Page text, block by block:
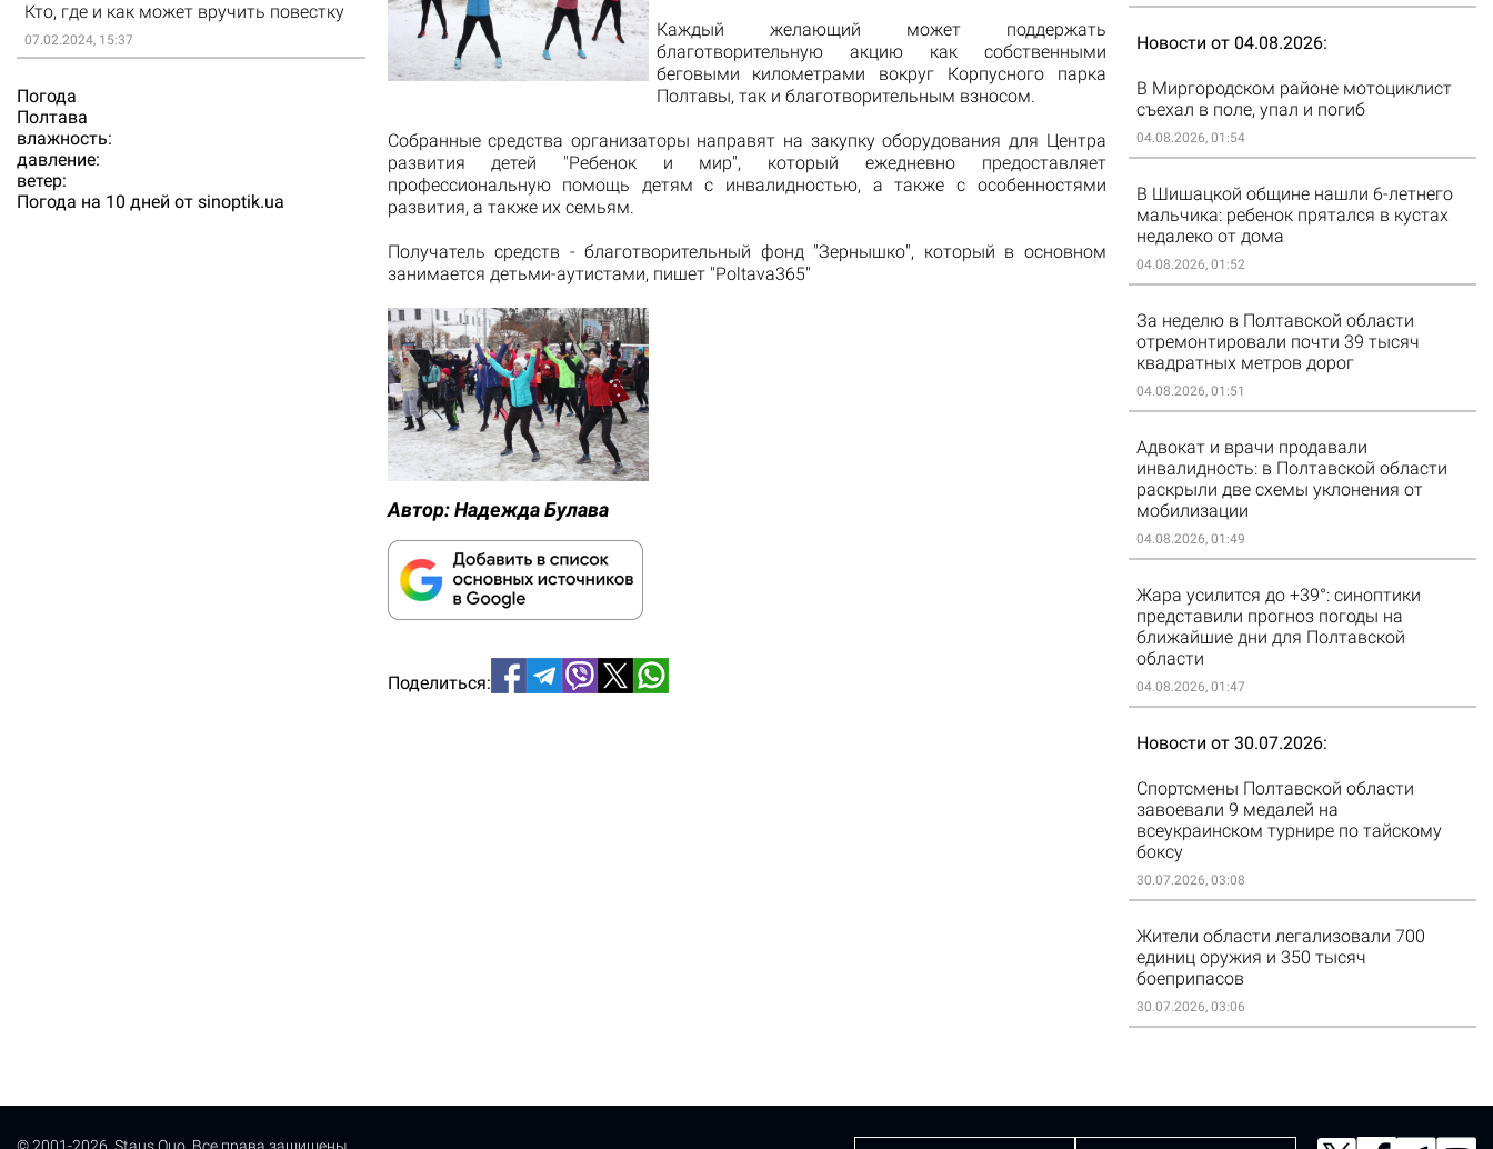
Кто, где и как может вручить повестку
07.02.2024, 15:37
Погода
Полтава
влажность:
давление:
ветер:
Погода на 10 дней от sinoptik.ua
Каждый желающий может поддержать
благотворительную акцию как собственными
беговыми километрами вокруг Корпусного парка
Полтавы, так и благотворительным взносом.
Собранные средства организаторы направят на закупку оборудования для Центра
развития детей "Ребенок и мир", который ежедневно предоставляет
профессиональную помощь детям с инвалидностью, а также с особенностями
развития, а также их семьям.
Получатель средств - благотворительный фонд "Зернышко", который в основном
занимается детьми-аутистами, пишет "Рoltava365"
Автор:Надежда Булава
Поделиться:
Новости от 04.08.2026
В Миргородском районе мотоциклист
съехал в поле, упал и погиб
04.08.2026, 01:54
В Шишацкой общине нашли 6-летнего
мальчика: ребенок прятался в кустах
недалеко от дома
04.08.2026, 01:52
За неделю в Полтавской области
отремонтировали почти 39 тысяч
квадратных метров дорог
04.08.2026, 01:51
Адвокат и врачи продавали
инвалидность: в Полтавской области
раскрыли две схемы уклонения от
мобилизации
04.08.2026, 01:49
Жара усилится до +39°: синоптики
представили прогноз погоды на
ближайшие дни для Полтавской
области
04.08.2026, 01:47
Новости от 30.07.2026
Спортсмены Полтавской области
завоевали 9 медалей на
всеукраинском турнире по тайскому
боксу
30.07.2026, 03:08
Жители области легализовали 700
единиц оружия и 350 тысяч
боеприпасов
30.07.2026, 03:06